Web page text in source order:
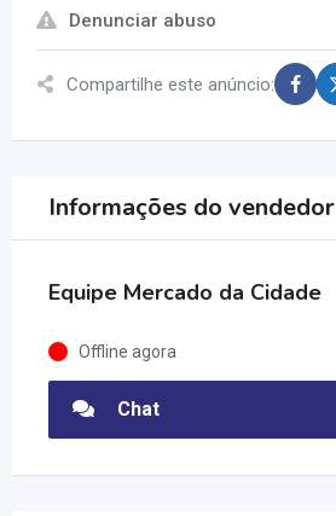
Denunciar abuso
Compartilhe este anúncio:
Informações do vendedor
Equipe Mercado da Cidade
Offline agora
Chat